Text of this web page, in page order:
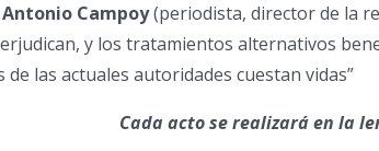
Antonio Campoy(periodista, director de la
y los tratamientos alternativos
de las actuales autoridades cuestan vidas”
Cada acto se realizará en la